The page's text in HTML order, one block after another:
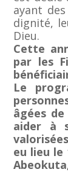
ayant
dignité,
Dieu.
Cette
par les
Le
âgées
aider à
eu lieu le